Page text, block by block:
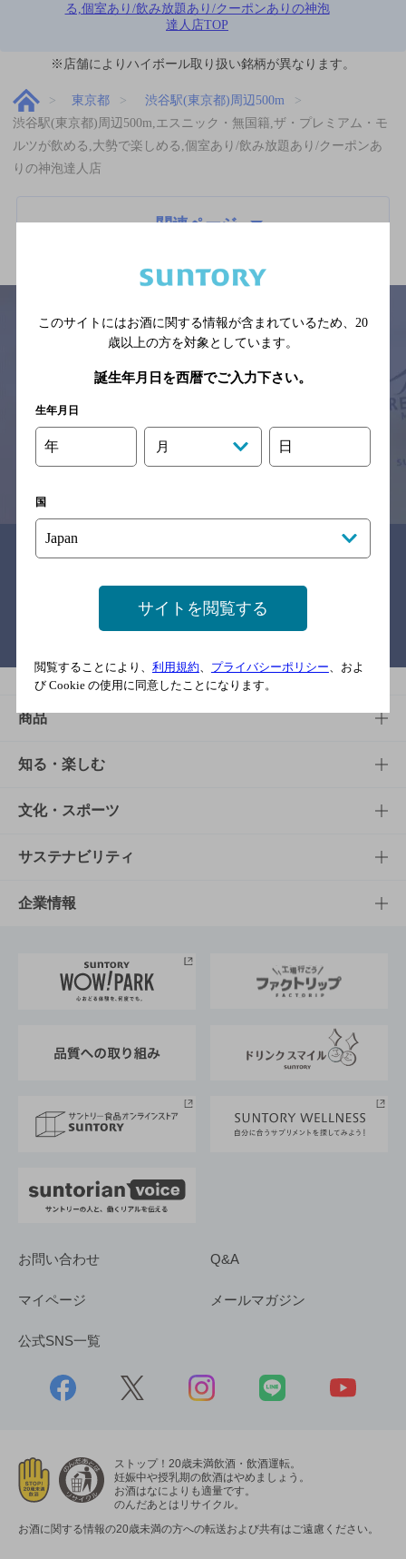
る,個室あり/飲み放題あり/クーポンありの神泡
達人店TOP
※店舗によりハイボール取り扱い銘柄が異なります。
東京都
渋谷駅(東京都)周辺500m
渋谷駅(東京都)周辺500m,エスニック・無国籍,ザ・プレミアム・モ
ルツが飲める,大勢で楽しめる,個室あり/飲み放題あり/クーポンあ
りの神泡達人店
関連ページ
念のためお店にご確認の上ご来店くださいますようお願い申し上げま
商品
商品TOP
商品一覧
商品発売情報
栄養成分一覧
知る・楽しむ
知る・楽しむTOP
キャンペーン
工場見学
地域情報
文化・スポーツ
文化・スポーツTOP
サントリーホール
サントリーサンバーズ大阪
サステナビリティ
サステナビリティTOP
サントリーが考えるサステナビリティ経営
企業情報
企業概要
採用情報
お問い合わせ Q&A
マイページ メールマガジン
公式SNS一覧
ストップ！20歳未満飲酒・飲酒運転。
妊娠中や授乳期の飲酒はやめましょう。
お酒はなによりも適量です。
のんだあとはリサイクル。
お酒に関する情報の20歳未満の方への転送および共有はご遠慮ください。
このサイトにはお酒に関する情報が含まれているため、 20
歳以上の方を対象としています。
誕生年月日を西暦でご入力下さい。
生年月日
年 月 日
国
サイトを閲覧する
閲覧することにより、 利用規約、 プライバシーポリシー、およ
び Cookie の使用に同意したことになります。